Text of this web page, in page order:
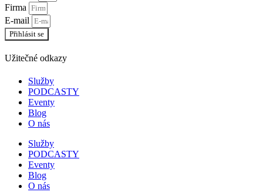
Firma
E-mail
Přihlásit se
Užitečné odkazy
Služby
PODCASTY
Eventy
Blog
O nás
Služby
PODCASTY
Eventy
Blog
O nás